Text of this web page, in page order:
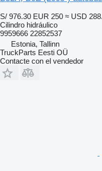
S/ 976.30 EUR 250 ≈ USD
Cilindro hidráulico
9959666 22852537
Estonia, Tallinn
TruckParts Eesti OÜ
Contacte con el vendedor